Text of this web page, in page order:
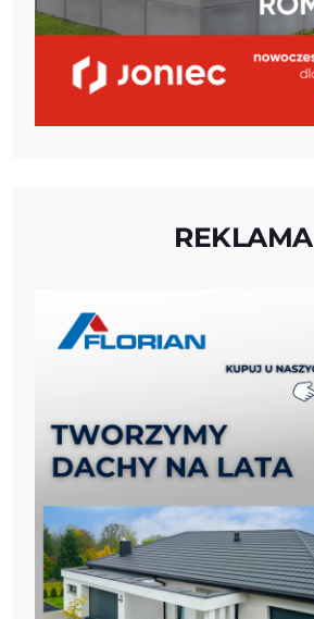
REKLAMA